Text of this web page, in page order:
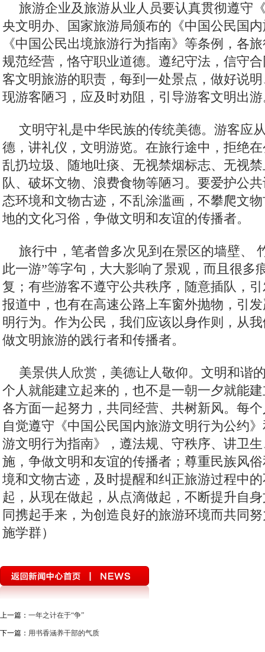
旅游企业及旅游从业人员要认真贯彻遵守
央文明办、国家旅游局颁布的《中国公民国
《中国公民出境旅游行为指南》等条例，各
规范经营，恪守职业道德。遵纪守法，信守
客文明旅游的职责，每到一处景点，做好说
现游客陋习，应及时劝阻，引导游客文明出
文明守礼是中华民族的传统美德。游客应
德，讲礼仪，文明游览。在旅行途中，拒绝
乱扔垃圾、随地吐痰、无视禁烟标志、无视
队、破坏文物、浪费食物等陋习。要爱护公
态环境和文物古迹，不乱涂滥画，不攀爬文
地的文化习俗，争做文明和友谊的传播者。
旅行中，笔者曾多次见到在景区的墙壁、
此一游”等字句，大大影响了景观，而且很多
复；有些游客不遵守公共秩序，随意插队，
报道中，也有在高速公路上车窗外抛物，引
明行为。作为公民，我们应该以身作则，从
做文明旅游的践行者和传播者。
美景供人欣赏，美德让人敬仰。文明和谐
个人就能建立起来的，也不是一朝一夕就能
各方面一起努力，共同经营、共树新风。每
自觉遵守《中国公民国内旅游文明行为公约
游文明行为指南》，遵法规、守秩序、讲卫
施，争做文明和友谊的传播者；尊重民族风
境和文物古迹，及时提醒和纠正旅游过程中
起，从现在做起，从点滴做起，不断提升自
同携起手来，为创造良好的旅游环境而共同
施学群）
上一篇： 一年之计在于“争”
下一篇： 用书香涵养干部的气质